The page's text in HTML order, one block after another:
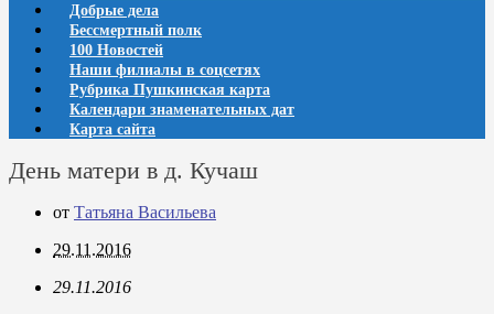
Добрые дела
Бессмертный полк
100 Новостей
Наши филиалы в соцсетях
Рубрика Пушкинская карта
Календари знаменательных дат
Карта сайта
День матери в д. Кучаш
от Татьяна Васильева
29.11.2016
29.11.2016